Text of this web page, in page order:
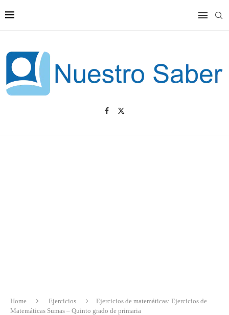
Home Ejercicios
Ejercicios de matemáticas: Ejercicios de
Matemáticas Sumas – Quinto grado de primaria